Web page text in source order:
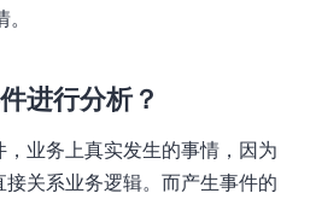
进行分析？
业务上真实发生的事情，因为
关系业务逻辑。而产生事件的